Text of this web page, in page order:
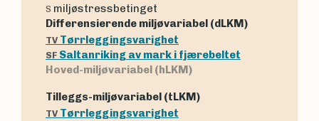
S miljøstressbetinget
Differensierende miljøvariabel (dLKM)
TV Tørrleggingsvarighet
SF Saltanriking av mark i fjærebeltet
Hoved-miljøvariabel (hLKM)
Tilleggs-miljøvariabel (tLKM)
TV Tørrleggingsvarighet